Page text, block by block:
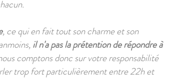
, ce qui en fait tout son charme et son
il n'a pas la prétention de répondre à
comptons donc sur votre responsabilité
trop fort particulièrement entre 22h et